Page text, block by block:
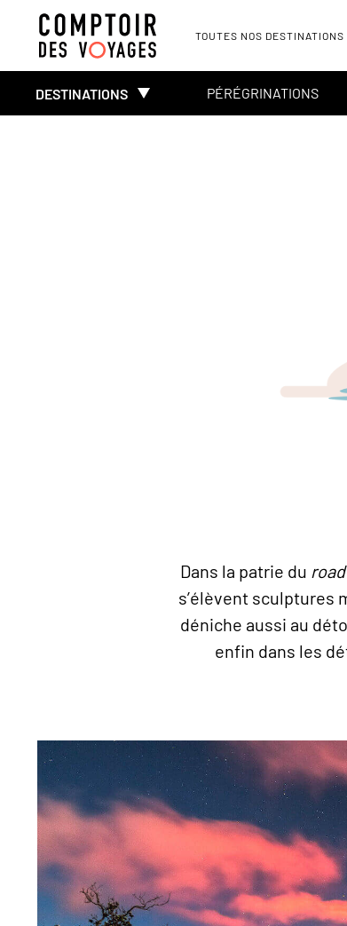
TOUTES NOS DESTINATIONS
DESTINATIONS PÉRÉGRINATIONS
Dans la patrie du
s’élèvent sculptures
déniche aussi au
enfin dans les
© Aurora/hemis